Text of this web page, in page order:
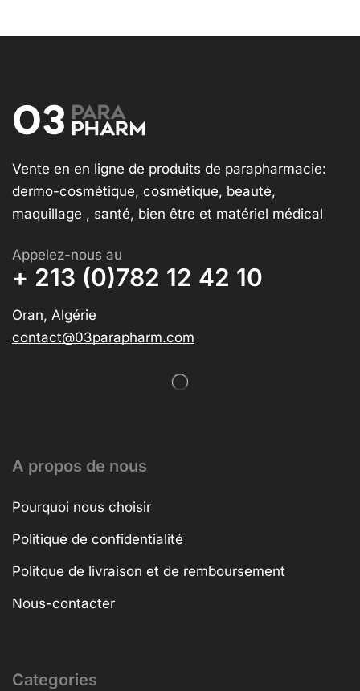
Vente en en ligne de produits de parapharmacie:
dermo-cosmétique, cosmétique, beauté,
maquillage , santé, bien être et matériel médical
Appelez-nous au
+ 213 (0)782 12 42 10
Oran, Algérie
contact@03parapharm.com
A propos de nous
Pourquoi nous choisir
Politique de confidentialité
Politque de livraison et de remboursement
Nous-contacter
Categories